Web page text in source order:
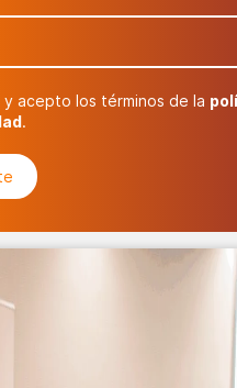
y acepto los términos de la
.